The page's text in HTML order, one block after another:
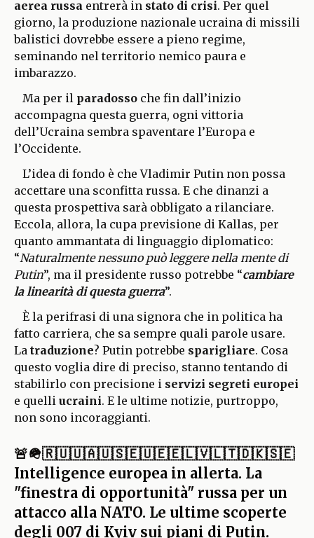
aerea russa entrerà in stato di crisi. Per quel
giorno, la produzione nazionale ucraina di missili
balistici dovrebbe essere a pieno regime,
seminando nel territorio nemico paura e
imbarazzo.
Ma per il paradosso che fin dall’inizio
accompagna questa guerra, ogni vittoria
dell’Ucraina sembra spaventare l’Europa e
l’Occidente.
L’idea di fondo è che Vladimir Putin non possa
accettare una sconfitta russa. E che dinanzi a
questa prospettiva sarà obbligato a rilanciare.
Eccola, allora, la cupa previsione di Kallas, per
quanto ammantata di linguaggio diplomatico:
“Naturalmente nessuno può leggere nella mente di
Putin”, ma il presidente russo potrebbe “cambiare
la linearità di questa guerra”.
È la perifrasi di una signora che in politica ha
fatto carriera, che sa sempre quali parole usare.
La traduzione? Putin potrebbe sparigliare. Cosa
questo voglia dire di preciso, stanno tentando di
stabilirlo con precisione i servizi segreti europei
e quelli ucraini. E le ultime notizie, purtroppo,
non sono incoraggianti.
🚨🪖🇷🇺🇺🇦🇺🇸🇪🇺🇪🇪🇱🇻🇱🇹🇩🇰🇸🇪
Intelligence europea in allerta. La
"finestra di opportunità" russa per un
attacco alla NATO. Le ultime scoperte
degli 007 di Kyiv sui piani di Putin.